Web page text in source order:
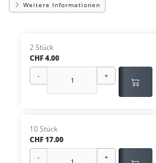
Weitere Informationen
2 Stück
CHF 4.00
- +
10 Stück
CHF 17.00
- +